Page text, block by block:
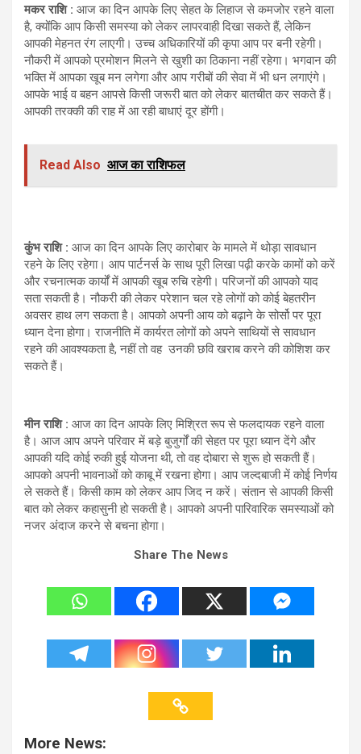
मकर राशि : आज का दिन आपके लिए सेहत के लिहाज से कमजोर रहने वाला
है, क्योंकि आप किसी समस्या को लेकर लापरवाही दिखा सकते हैं, लेकिन
आपकी मेहनत रंग लाएगी। उच्च अधिकारियों की कृपा आप पर बनी रहेगी।
नौकरी में आपको प्रमोशन मिलने से खुशी का ठिकाना नहीं रहेगा। भगवान की
भक्ति में आपका खूब मन लगेगा और आप गरीबों की सेवा में भी धन लगाएंगे।
आपके भाई व बहन आपसे किसी जरूरी बात को लेकर बातचीत कर सकते हैं।
आपकी तरक्की की राह में आ रही बाधाएं दूर होंगी।
Read Also आज का राशिफल
कुंभ राशि : आज का दिन आपके लिए कारोबार के मामले में थोड़ा सावधान
रहने के लिए रहेगा। आप पार्टनर्स के साथ पूरी लिखा पढ़ी करके कामों को करें
और रचनात्मक कार्यों में आपकी खूब रुचि रहेगी। परिजनों की आपको याद
सता सकती है। नौकरी की लेकर परेशान चल रहे लोगों को कोई बेहतरीन
अवसर हाथ लग सकता है। आपको अपनी आय को बढ़ाने के सोर्सो पर पूरा
ध्यान देना होगा। राजनीति में कार्यरत लोगों को अपने साथियों से सावधान
रहने की आवश्यकता है, नहीं तो वह उनकी छवि खराब करने की कोशिश कर
सकते हैं।
मीन राशि : आज का दिन आपके लिए मिश्रित रूप से फलदायक रहने वाला
है। आज आप अपने परिवार में बड़े बुजुर्गों की सेहत पर पूरा ध्यान देंगे और
आपकी यदि कोई रुकी हुई योजना थी, तो वह दोबारा से शुरू हो सकती हैं।
आपको अपनी भावनाओं को काबू में रखना होगा। आप जल्दबाजी में कोई निर्णय
ले सकते हैं। किसी काम को लेकर आप जिद न करें। संतान से आपकी किसी
बात को लेकर कहासुनी हो सकती है। आपको अपनी पारिवारिक समस्याओं को
नजर अंदाज करने से बचना होगा।
Share The News
More News: